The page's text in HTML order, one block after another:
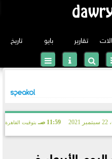
تقارير بايو تاريخ
11:59 صـ بتوقيت القاهرة